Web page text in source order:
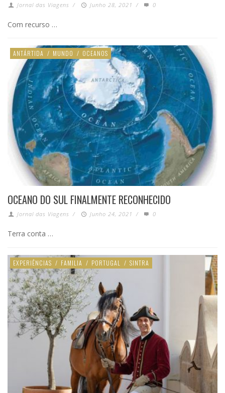
Jornal das Viagens / Junho 28, 2021 / 0
Com recurso …
ANTÁRTIDA / MUNDO / OCEANOS
OCEANO DO SUL FINALMENTE RECONHECIDO
Jornal das Viagens / Junho 24, 2021 / 0
Terra conta …
EXPERIÊNCIAS / FAMILIA / PORTUGAL / SINTRA